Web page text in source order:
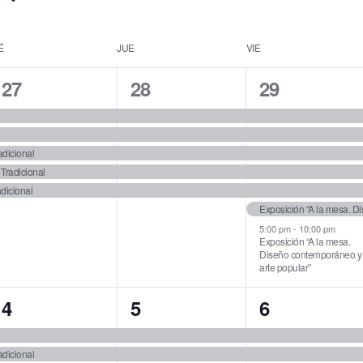
JUE VIE
5
e
v
e
n
,
27
5
e
v
e
n
,
28
7
e
v
e
n
t
s
,
29
Exposición “A la mesa.
5:00 pm- 10:00 pm
Exposición “A la mesa.
Diseño contemporáneo y
arte popular”
5
e
4
5
e
5
5
e
6